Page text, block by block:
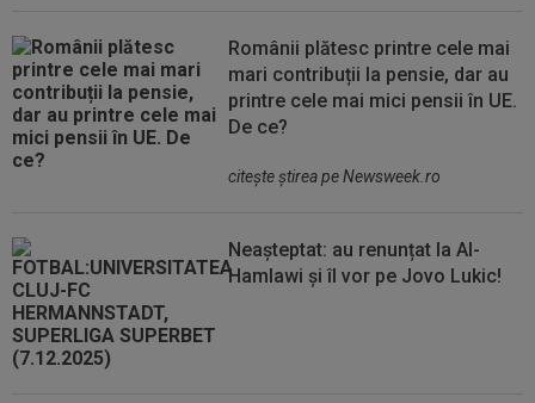
Românii plătesc printre cele mai
mari contribuții la pensie, dar au
printre cele mai mici pensii în UE.
De ce?
citeşte ştirea pe Newsweek.ro
Neașteptat: au renunțat la Al-
Hamlawi și îl vor pe Jovo Lukic!